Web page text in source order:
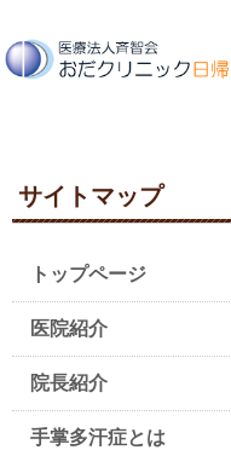
サイトマップ
トップページ
医院紹介
院長紹介
手掌多汗症とは